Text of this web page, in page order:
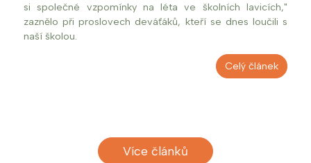
si společné vzpomínky na léta ve školních lavicích,"
zaznělo při proslovech deváťáků, kteří se dnes loučili s
naší školou.
Celý článek
Více článků